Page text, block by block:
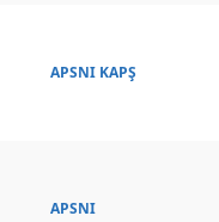
APSNI KAPŞ
APSNI